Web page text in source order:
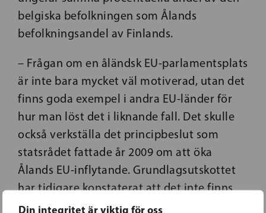
Din integritet är viktig för oss
belgiska befolkningen som Ålands
befolkningsandel av Finlands.
– Frågan om en åländsk EU-parlamentsplats
är inte bara mycket väl motiverad, utan det
finns goda exempel i andra EU-länder för
hur man löst det i liknande fall. Det skulle
också verkställa det principbeslut som
statsrådet fattade år 2009 om att öka
Ålands EU-inflytande. Grundlagsutskottet
har tidigare konstaterat att det inte finns
hinder för en sådan lösning, men att det